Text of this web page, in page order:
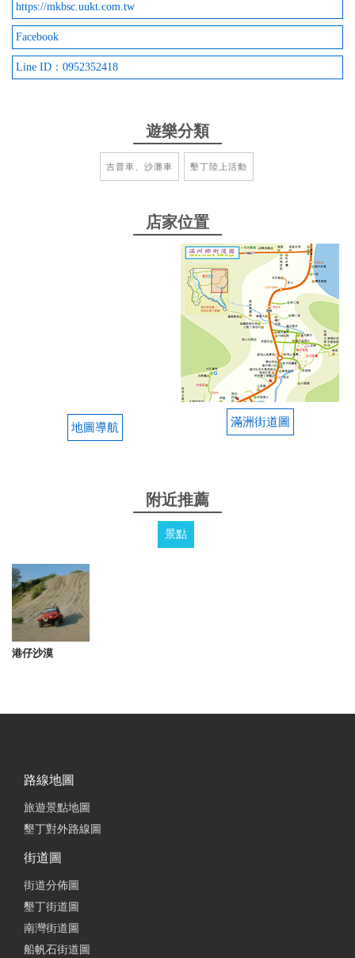
是很特別的體驗，有機會的話一定要試試看！
教練會時不時看下後面有沒有跟上，也會找景點定點
幫忙我們拍照紀念（中途停了兩次景點拍照） 因為有
會，會想再玩 一台車價格800元，最多兩個大人配一
個小孩，若兩大兩小就要拆成兩台，不然太危險 （好
像也可以一個給教練載） 台灣真的好美好美，只是太
from google
https://mkbsc.uukt.com.tw
Facebook
Line ID：0952352418
遊樂分類
吉普車、沙灘車 墾丁陸上活動
店家位置
地圖導航 滿洲街道圖
附近推薦
景點
港仔沙漠
路線地圖
旅遊景點地圖
墾丁對外路線圖
街道圖
街道分佈圖
墾丁街道圖
南灣街道圖
船帆石街道圖